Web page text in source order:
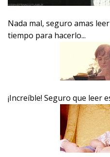
Nada mal, seguro amas
tiempo para hacerlo...
¡Increíble! Seguro que leer